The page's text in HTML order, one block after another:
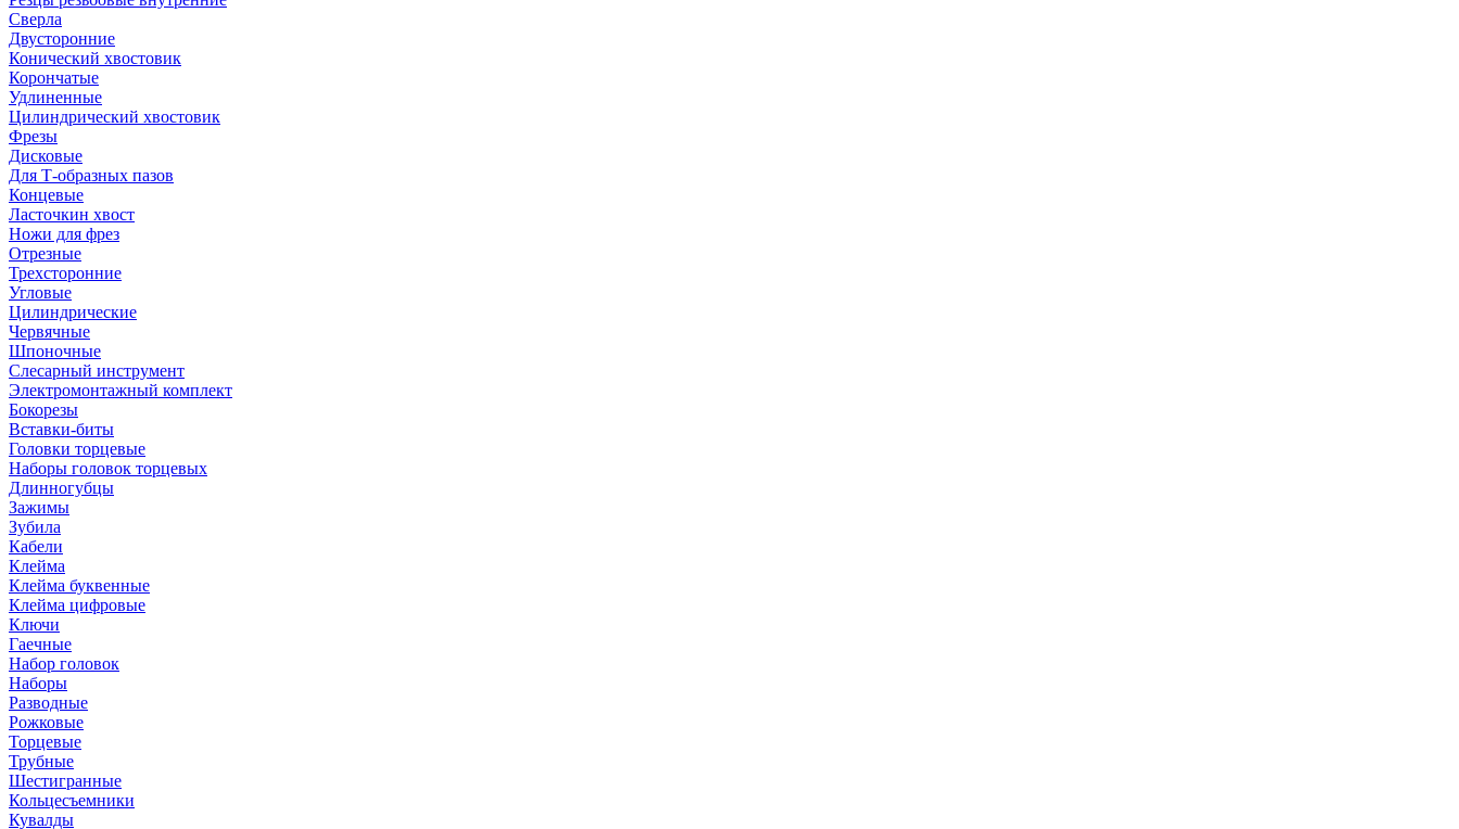
Сверла
Двусторонние
Конический хвостовик
Корончатые
Удлиненные
Цилиндрический хвостовик
Фрезы
Дисковые
Для Т-образных пазов
Концевые
Ласточкин хвост
Ножи для фрез
Отрезные
Трехсторонние
Угловые
Цилиндрические
Червячные
Шпоночные
Слесарный инструмент
Электромонтажный комплект
Бокорезы
Вставки-биты
Головки торцевые
Наборы головок торцевых
Длинногубцы
Зажимы
Зубила
Кабели
Клейма
Клейма буквенные
Клейма цифровые
Ключи
Гаечные
Набор головок
Наборы
Разводные
Рожковые
Торцевые
Трубные
Шестигранные
Кольцесъемники
Кувалды